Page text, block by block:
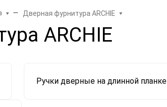
Дверная фурнитура ARCHIE
ARCHIE
Ручки дверные на длинной планке